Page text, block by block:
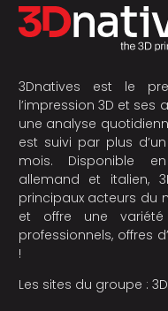
3Dnatives est le
l’impression 3D et
une analyse
est suivi par plus
mois. Disponible
allemand et italien,
principaux acteurs du
et offre une
professionnels, offres
!
Les sites du groupe :